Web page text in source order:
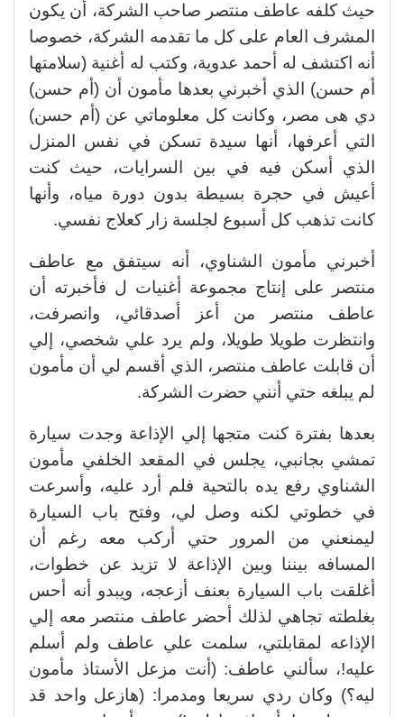
حيث كلفه عاطف منتصر صاحب الشركة، أن يكون
المشرف العام على كل ما تقدمه الشركة، خصوصا
أنه اكتشف له أحمد عدوية، وكتب له أغنية (سلامتها
أم حسن) الذي أخبرني بعدها مأمون أن (أم حسن)
دي هى مصر، وكانت كل معلوماتي عن (أم حسن)
التي أعرفها، أنها سيدة تسكن في نفس المنزل
الذي أسكن فيه في بين السرايات، حيث كنت
أعيش في حجرة بسيطة بدون دورة مياه، وأنها
كانت تذهب كل أسبوع لجلسة زار كعلاج نفسي.
أخبرني مأمون الشناوي، أنه سيتفق مع عاطف
منتصر على إنتاج مجموعة أغنيات ل فأخبرته أن
عاطف منتصر من أعز أصدقائي، وانصرفت،
وانتظرت طويلا طويلا، ولم يرد علي شخصي، إلي
أن قابلت عاطف منتصر، الذي أقسم لي أن مأمون
لم يبلغه حتي أنني حضرت الشركة.
بعدها بفترة كنت متجها إلي الإذاعة وجدت سيارة
تمشي بجانبي، يجلس في المقعد الخلفي مأمون
الشناوي رفع يده بالتحية فلم أرد عليه، وأسرعت
في خطوتي لكنه وصل لي، وفتح باب السيارة
ليمنعني من المرور حتي أركب معه رغم أن
المسافه بيننا وبين الإذاعة لا تزيد عن خطوات،
أغلقت باب السيارة بعنف أزعجه، ويبدو أنه أحس
بغلطته تجاهي لذلك أحضر عاطف منتصر معه إلي
الإذاعه لمقابلتي، سلمت علي عاطف ولم أسلم
عليه!، سألني عاطف: (أنت مزعل الأستاذ مأمون
ليه؟) وكان ردي سريعا ومدمرا: (هازعل واحد قد